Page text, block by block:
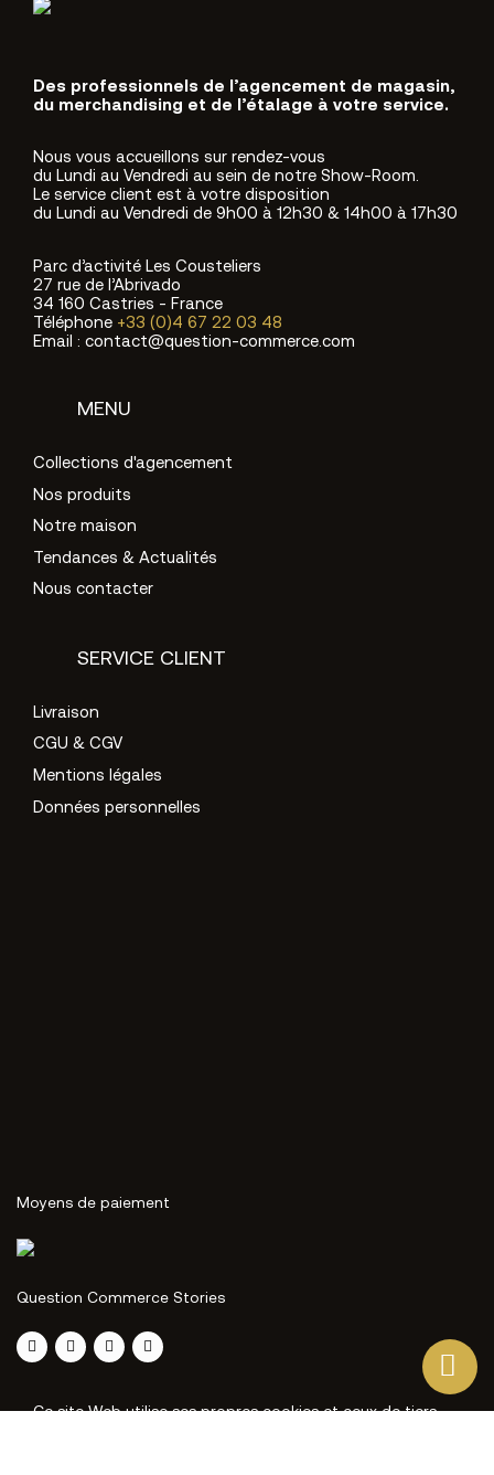
Des professionnels de l’agencement de magasin,
du merchandising et de l’étalage à votre service.
Nous vous accueillons sur rendez-vous
du Lundi au Vendredi au sein de notre Show-Room.
Le service client est à votre disposition
du Lundi au Vendredi de 9h00 à 12h30 & 14h00 à 17h30
Parc d’activité Les Cousteliers
27 rue de l’Abrivado
34 160 Castries - France
Téléphone +33 (0)4 67 22 03 48
Email : contact@question-commerce.com
MENU
Collections d'agencement
Nos produits
Notre maison
Tendances & Actualités
Nous contacter
SERVICE CLIENT
Livraison
CGU & CGV
Mentions légales
Données personnelles
Moyens de paiement
Question Commerce Stories
Ce site Web utilise ses propres cookies et ceux de tiers